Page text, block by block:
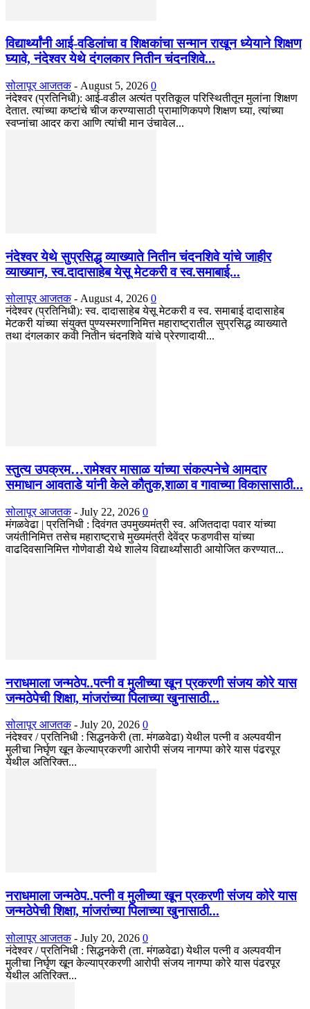
विद्यार्थ्यांनी आई-वडिलांचा व शिक्षकांचा सन्मान राखून ध्येयाने शिक्षण
घ्यावे, नंदेश्वर येथे दंगलकार नितीन चंदनशिवे...
सोलापूर आजतक - August 5, 2026 0
नंदेश्वर (प्रतिनिधी): आई-वडील अत्यंत प्रतिकूल परिस्थितीतून मुलांना शिक्षण
देतात. त्यांच्या कष्टांचे चीज करण्यासाठी प्रामाणिकपणे शिक्षण घ्या, त्यांच्या
स्वप्नांचा आदर करा आणि त्यांची मान उंचावेल...
नंदेश्वर येथे सुप्रसिद्ध व्याख्याते नितीन चंदनशिवे यांचे जाहीर
व्याख्यान, स्व.दादासाहेब येसू मेटकरी व स्व.समाबाई...
सोलापूर आजतक - August 4, 2026 0
नंदेश्वर (प्रतिनिधी): स्व. दादासाहेब येसू मेटकरी व स्व. समाबाई दादासाहेब
मेटकरी यांच्या संयुक्त पुण्यस्मरणानिमित्त महाराष्ट्रातील सुप्रसिद्ध व्याख्याते
तथा दंगलकार कवी नितीन चंदनशिवे यांचे प्रेरणादायी...
स्तुत्य उपक्रम…रामेश्वर मासाळ यांच्या संकल्पनेचे आमदार
समाधान आवताडे यांनी केले कौतुक,शाळा व गावाच्या विकासासाठी...
सोलापूर आजतक - July 22, 2026 0
मंगळवेढा | प्रतिनिधी : दिवंगत उपमुख्यमंत्री स्व. अजितदादा पवार यांच्या
जयंतीनिमित्त तसेच महाराष्ट्राचे मुख्यमंत्री देवेंद्र फडणवीस यांच्या
वाढदिवसानिमित्त गोणेवाडी येथे शालेय विद्यार्थ्यांसाठी आयोजित करण्यात...
नराधमाला जन्मठेप..पत्नी व मुलीच्या खून प्रकरणी संजय कोरे यास
जन्मठेपेची शिक्षा, मांजरांच्या पिलाच्या खुनासाठी...
सोलापूर आजतक - July 20, 2026 0
नंदेश्वर / प्रतिनिधी : सिद्धनकेरी (ता. मंगळवेढा) येथील पत्नी व अल्पवयीन
मुलीचा निर्घृण खून केल्याप्रकरणी आरोपी संजय नागप्पा कोरे यास पंढरपूर
येथील अतिरिक्त...
नराधमाला जन्मठेप..पत्नी व मुलीच्या खून प्रकरणी संजय कोरे यास
जन्मठेपेची शिक्षा, मांजरांच्या पिलाच्या खुनासाठी...
सोलापूर आजतक - July 20, 2026 0
नंदेश्वर / प्रतिनिधी : सिद्धनकेरी (ता. मंगळवेढा) येथील पत्नी व अल्पवयीन
मुलीचा निर्घृण खून केल्याप्रकरणी आरोपी संजय नागप्पा कोरे यास पंढरपूर
येथील अतिरिक्त...